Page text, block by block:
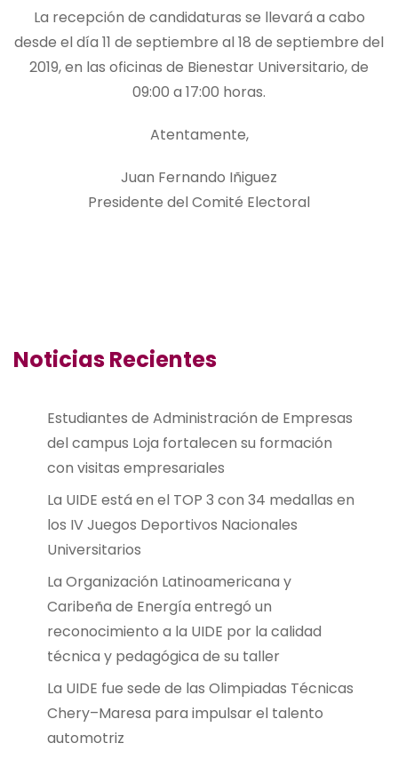
La recepción de candidaturas se llevará a cabo
desde el día 11 de septiembre al 18 de septiembre del
2019, en las oficinas de Bienestar Universitario, de
09:00 a 17:00 horas.
Atentamente,
Juan Fernando Iñiguez
Presidente del Comité Electoral
Noticias Recientes
Estudiantes de Administración de Empresas
del campus Loja fortalecen su formación
con visitas empresariales
La UIDE está en el TOP 3 con 34 medallas en
los IV Juegos Deportivos Nacionales
Universitarios
La Organización Latinoamericana y
Caribeña de Energía entregó un
reconocimiento a la UIDE por la calidad
técnica y pedagógica de su taller
La UIDE fue sede de las Olimpiadas Técnicas
Chery–Maresa para impulsar el talento
automotriz